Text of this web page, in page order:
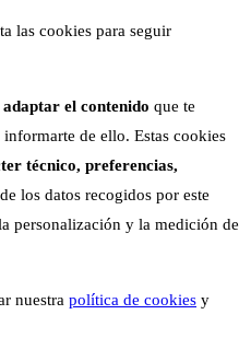
las cookies para seguir
adaptar el contenido que te
de ello. Estas cookies
técnico, preferencias,
los datos recogidos por este
personalización y la medición de
nuestra política de cookies y